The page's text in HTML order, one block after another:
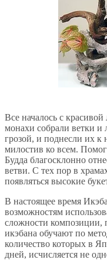
Все началось с
монахи собрали ветки и
грозой, и поднесли их к
милостив ко всем.
Будда благосклонно
ветви. С тех пор в
появляться высокие
В настоящее время
возможностям
сложности композиции,
икэбана обучают по
количество которых в
дней, исчисляется не